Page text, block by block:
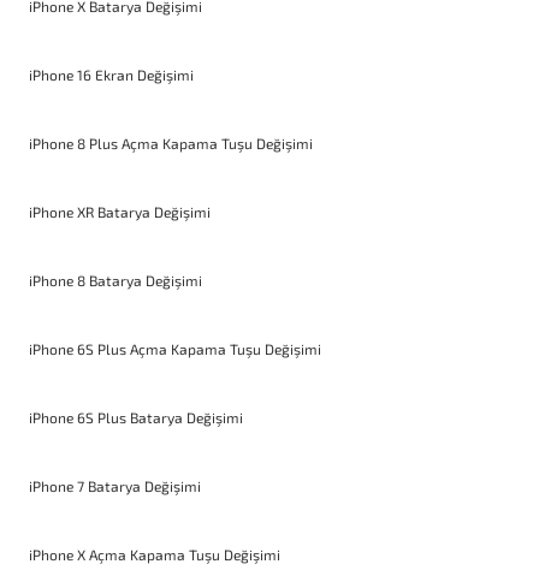
iPhone X Batarya Değişimi
iPhone 16 Ekran Değişimi
iPhone 8 Plus Açma Kapama Tuşu Değişimi
iPhone XR Batarya Değişimi
iPhone 8 Batarya Değişimi
iPhone 6S Plus Açma Kapama Tuşu Değişimi
iPhone 6S Plus Batarya Değişimi
iPhone 7 Batarya Değişimi
iPhone X Açma Kapama Tuşu Değişimi